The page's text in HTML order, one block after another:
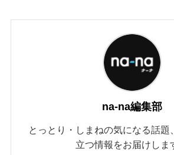
na-na編集部
とっとり・しまねの気になる話題
立つ情報をお届けしま